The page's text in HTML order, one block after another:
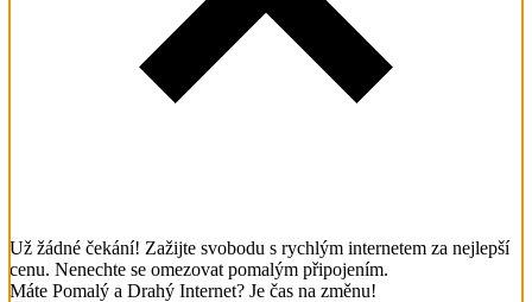
Už žádné čekání! Zažijte svobodu s rychlým internetem za nejlepší
cenu. Nenechte se omezovat pomalým připojením.
Máte Pomalý a Drahý Internet? Je čas na změnu!